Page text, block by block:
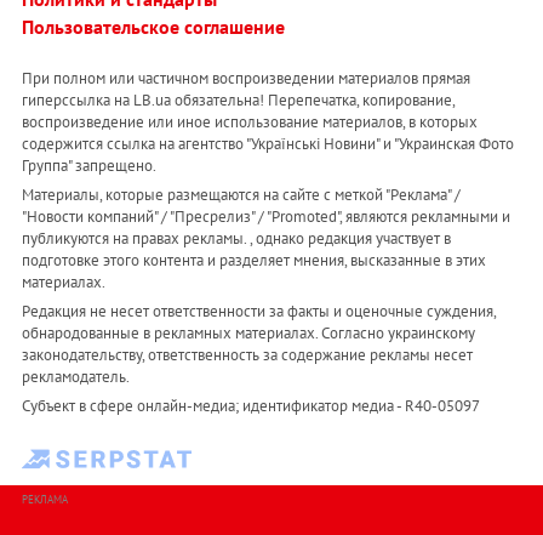
Пользовательское соглашение
При полном или частичном воспроизведении материалов прямая
гиперссылка на LB.ua обязательна! Перепечатка, копирование,
воспроизведение или иное использование материалов, в которых
содержится ссылка на агентство "Українськi Новини" и "Украинская Фото
Группа" запрещено.
Материалы, которые размещаются на сайте с меткой "Реклама" /
"Новости компаний" / "Пресрелиз" / "Promoted", являются рекламными и
публикуются на правах рекламы. , однако редакция участвует в
подготовке этого контента и разделяет мнения, высказанные в этих
материалах.
Редакция не несет ответственности за факты и оценочные суждения,
обнародованные в рекламных материалах. Согласно украинскому
законодательству, ответственность за содержание рекламы несет
рекламодатель.
Субъект в сфере онлайн-медиа; идентификатор медиа - R40-05097
РЕКЛАМА